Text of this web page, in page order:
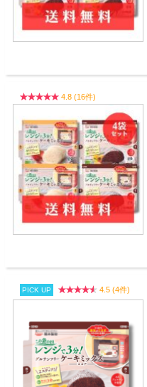
4.8 (16件)
PICK UP
4.5 (4件)